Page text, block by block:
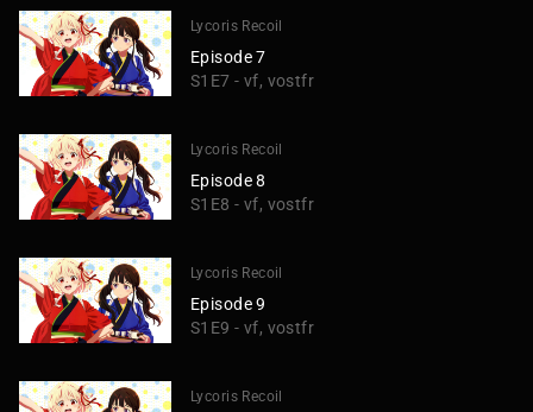
Lycoris Recoil
Episode 7
S1E7 - vf, vostfr
Lycoris Recoil
Episode 8
S1E8 - vf, vostfr
Lycoris Recoil
Episode 9
S1E9 - vf, vostfr
Lycoris Recoil